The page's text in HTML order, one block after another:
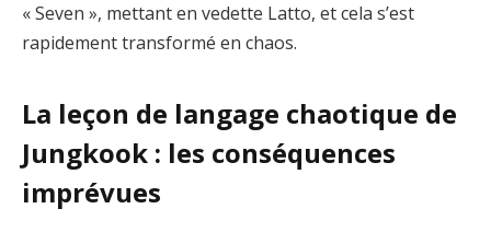
« Seven », mettant en vedette Latto, et cela s’est
rapidement transformé en chaos.
La leçon de langage chaotique de
Jungkook : les conséquences
imprévues